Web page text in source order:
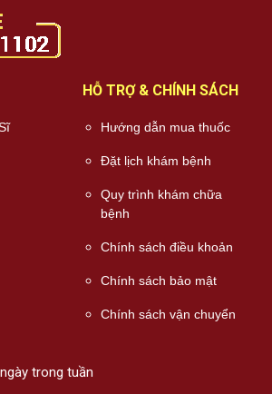
HỖ TRỢ & CHÍNH SÁCH
Hướng dẫn mua thuốc
Đặt lịch khám bệnh
Quy trình khám chữa
bệnh
Chính sách điều khoản
Chính sách bảo mật
Chính sách vận chuyển
trong tuần